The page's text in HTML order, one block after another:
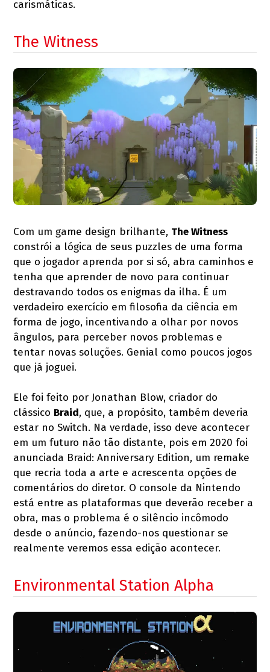
carismáticas.
The Witness
Com um game design brilhante, The Witness
constrói a lógica de seus puzzles de uma forma
que o jogador aprenda por si só, abra caminhos e
tenha que aprender de novo para continuar
destravando todos os enigmas da ilha. É um
verdadeiro exercício em filosofia da ciência em
forma de jogo, incentivando a olhar por novos
ângulos, para perceber novos problemas e
tentar novas soluções. Genial como poucos jogos
que já joguei.
Ele foi feito por Jonathan Blow, criador do
clássico Braid, que, a propósito, também deveria
estar no Switch. Na verdade, isso deve acontecer
em um futuro não tão distante, pois em 2020 foi
anunciada Braid: Anniversary Edition, um remake
que recria toda a arte e acrescenta opções de
comentários do diretor. O console da Nintendo
está entre as plataformas que deverão receber a
obra, mas o problema é o silêncio incômodo
desde o anúncio, fazendo-nos questionar se
realmente veremos essa edição acontecer.
Environmental Station Alpha